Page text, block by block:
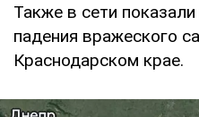
Также в сети
падения вражеского
Краснодарском крае.